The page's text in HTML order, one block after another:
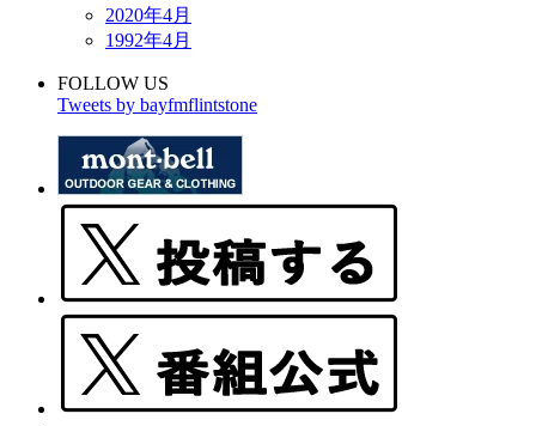
2020年4月
1992年4月
FOLLOW US
Tweets by bayfmflintstone